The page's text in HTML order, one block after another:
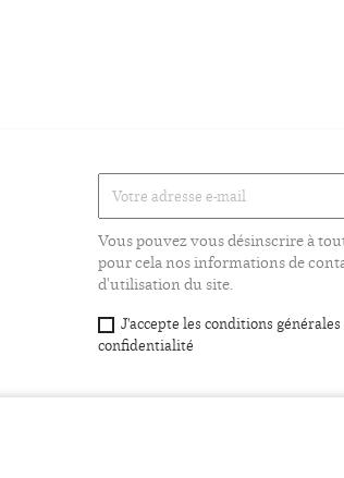
Vous pouvez vous désinscrire à
pour cela nos informations de
d'utilisation du site.
J'accepte les conditions
confidentialité